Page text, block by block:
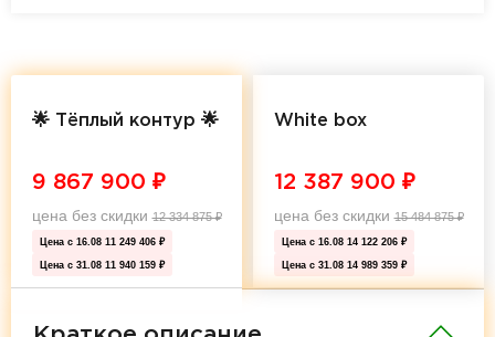
🌟 Тёплый контур 🌟
9 867 900 ₽
цена без скидки12 334 875₽
Цена с 16.08 11 249 406 ₽
Цена с 31.08 11 940 159 ₽
White box
12 387 900 ₽
цена без скидки15 484 875₽
Цена с 16.08 14 122 206 ₽
Цена с 31.08 14 989 359 ₽